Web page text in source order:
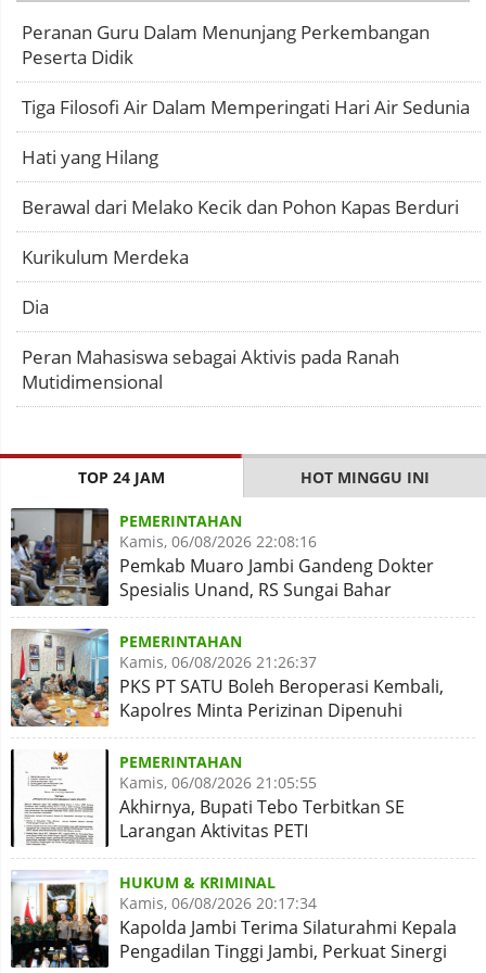
Peranan Guru Dalam Menunjang Perkembangan
Peserta Didik
Tiga Filosofi Air Dalam Memperingati Hari Air Sedunia
Hati yang Hilang
Berawal dari Melako Kecik dan Pohon Kapas Berduri
Kurikulum Merdeka
Dia
Peran Mahasiswa sebagai Aktivis pada Ranah
Mutidimensional
TOP 24 JAM HOT MINGGU INI
PEMERINTAHAN
Kamis, 06/08/2026 22:08:16
Pemkab Muaro Jambi Gandeng Dokter
Spesialis Unand, RS Sungai Bahar
Disiapkan Naik Kelas
PEMERINTAHAN
Kamis, 06/08/2026 21:26:37
PKS PT SATU Boleh Beroperasi Kembali,
Kapolres Minta Perizinan Dipenuhi
PEMERINTAHAN
Kamis, 06/08/2026 21:05:55
Akhirnya, Bupati Tebo Terbitkan SE
Larangan Aktivitas PETI
HUKUM & KRIMINAL
Kamis, 06/08/2026 20:17:34
Kapolda Jambi Terima Silaturahmi Kepala
Pengadilan Tinggi Jambi, Perkuat Sinergi